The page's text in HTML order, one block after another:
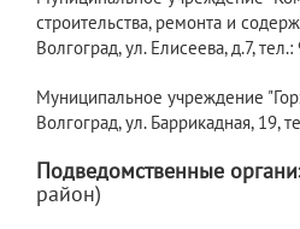
строительства, ремонта и
Волгоград, ул. Елисеева, д.7,
Муниципальное учреждение
Волгоград, ул. Баррикадная, 19,
Подведомственные
район)